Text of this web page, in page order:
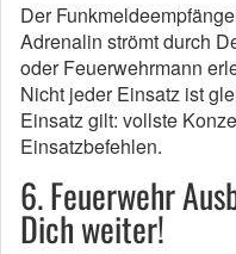
Der
Adrenalin strömt durch
oder Feuerwehrmann
Nicht jeder Einsatz ist
Einsatz gilt: vollste
Einsatzbefehlen.
6. Feuerwehr
Dich weiter!